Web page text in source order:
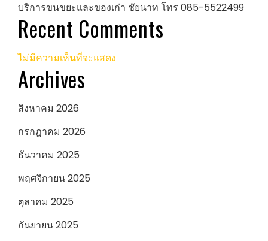
บริการขนขยะและของเก่า ชัยนาท โทร 085-5522499
Recent Comments
ไม่มีความเห็นที่จะแสดง
Archives
สิงหาคม 2026
กรกฎาคม 2026
ธันวาคม 2025
พฤศจิกายน 2025
ตุลาคม 2025
กันยายน 2025